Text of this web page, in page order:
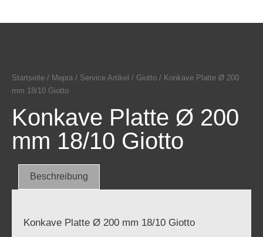
Startseite / Mepra / Service Artikel / Giotto / Konkave Platte Ø 200
mm 18/10 Giotto
Konkave Platte Ø 200
mm 18/10 Giotto
Beschreibung
Konkave Platte Ø 200 mm 18/10 Giotto